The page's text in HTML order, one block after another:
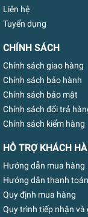
Liên hệ
Tuyển dụng
CHÍNH SÁCH
Chính sách giao hàng
Chính sách bảo hành
Chính sách bảo mật
Chính sách đổi trả
Chính sách kiểm hàng
HỖ TRỢ KHÁCH
Hướng dẫn mua hàng
Hướng dẫn thanh toán
Quy định mua hàng
Quy trình tiếp nhận và